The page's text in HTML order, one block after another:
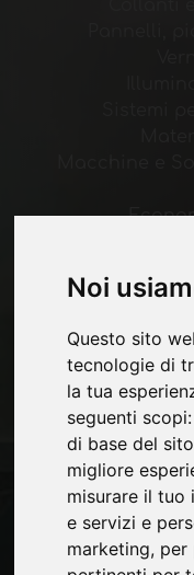
Noi
Questo sito
tecnologie di
la tua
seguenti scopi:
di base del
migliore
misurare il tuo
e servizi e
marketing, per